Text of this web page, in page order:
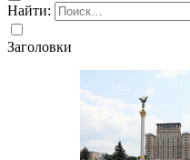
Найти:
Заголовки